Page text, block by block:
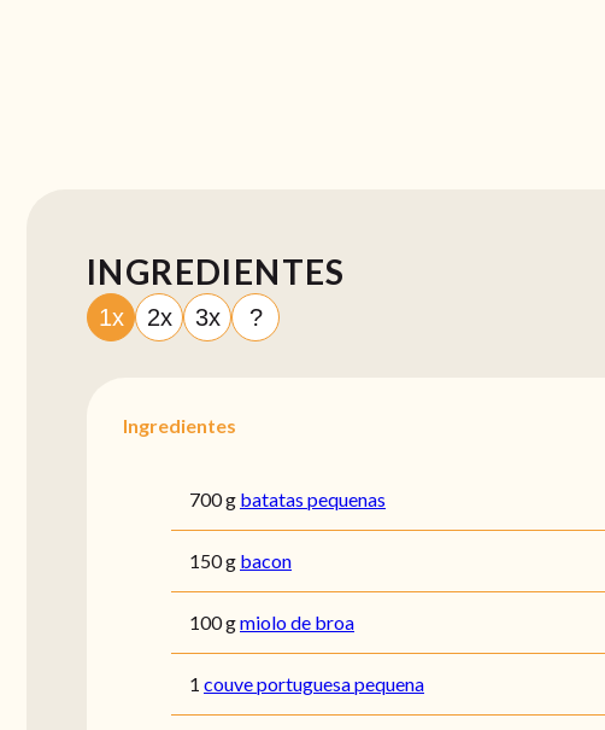
INGREDIENTES
1x 2x 3x ?
Ingredientes
700 g batatas pequenas
150 g bacon
100 gmiolo de broa
1 couve portuguesa pequena